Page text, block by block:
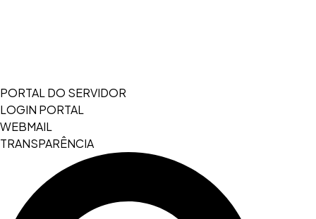
PORTAL DO SERVIDOR
LOGIN PORTAL
WEBMAIL
TRANSPARÊNCIA